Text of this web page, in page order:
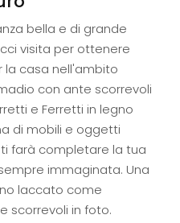
bella e di grande
visita per ottenere
la casa nell'ambito
con ante scorrevoli
e Ferretti in legno
di mobili e oggetti
farà completare la tua
immaginata. Una
laccato come
scorrevoli in foto.